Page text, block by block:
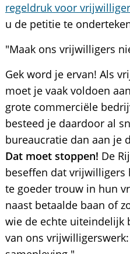
regeldruk voor
u de petitie te
"Maak ons vrijwilligers
Gek word je ervan! Als
moet je vaak voldoen
grote commerciële
besteed je daardoor al
bureaucratie dan aan je
Dat moet stoppen! De
beseffen dat
te goeder trouw in hun
naast betaalde baan of
wie de echte uiteindelijk
van ons